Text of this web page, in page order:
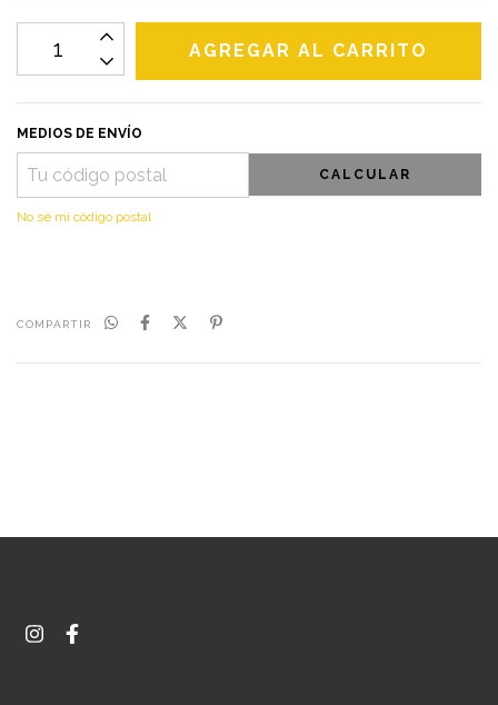
MEDIOS DE ENVÍO
CALCULAR
No sé mi código postal
COMPARTIR